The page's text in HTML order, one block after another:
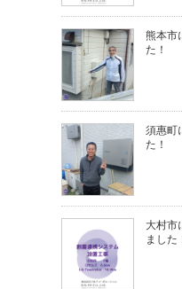
熊本市
た！
須惠町
た！
大村市
ました